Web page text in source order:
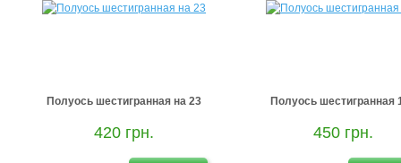
Полуось шестигранная на 23
420 грн.
Полуось шестигранная
450 грн.